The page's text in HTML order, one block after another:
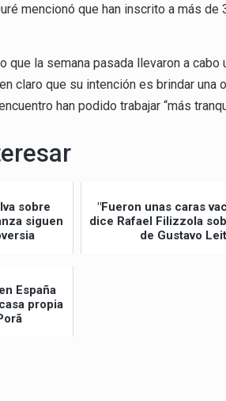
mencionó que han inscrito a más
que la semana pasada llevaron a
claro que su intención es brindar
han podido trabajar “más
sobre
siguen
"Fueron unas caras
dice Rafael Filizzola
de Gustavo
España
propia